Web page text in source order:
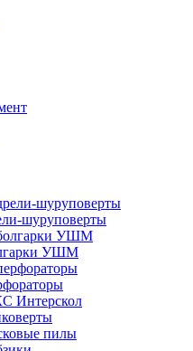
шуруповерты
УШМ
Интерскол
пилы